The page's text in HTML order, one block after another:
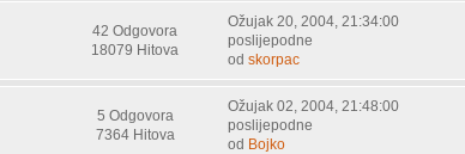
42 Odgovora
18079 Hitova
Ožujak 20, 2004, 21:34:00
poslijepodne
odskorpac
5 Odgovora
7364 Hitova
Ožujak 02, 2004, 21:48:00
poslijepodne
od Bojko